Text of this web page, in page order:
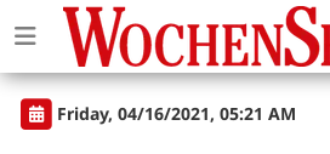
Friday, 04/16/2021, 05:21 AM